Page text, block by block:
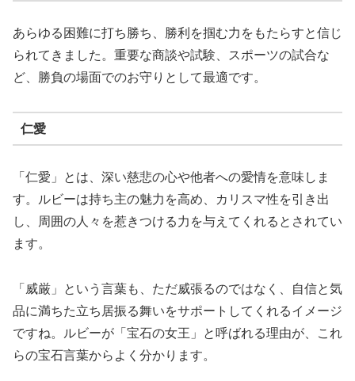
あらゆる困難に打ち勝ち、勝利を掴む力をもたらすと信じ
られてきました。重要な商談や試験、スポーツの試合な
ど、勝負の場面でのお守りとして最適です。
仁愛
「仁愛」とは、深い慈悲の心や他者への愛情を意味しま
す。ルビーは持ち主の魅力を高め、カリスマ性を引き出
し、周囲の人々を惹きつける力を与えてくれるとされてい
ます。
「威厳」という言葉も、ただ威張るのではなく、自信と気
品に満ちた立ち居振る舞いをサポートしてくれるイメージ
ですね。ルビーが「宝石の女王」と呼ばれる理由が、これ
らの宝石言葉からよく分かります。